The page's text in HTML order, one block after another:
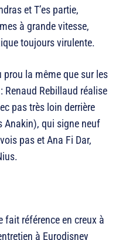
et T’es partie,
à grande vitesse,
toujours virulente.
prou la même que sur les
Renaud Rebillaud réalise
pas très loin derrière
Anakin), qui signe neuf
pas et Ana Fi Dar,
fait référence en creux à
à Eurodisney